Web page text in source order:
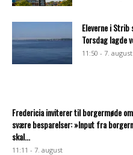
Eleverne i
Torsdag lagde
11:50 - 7. august
Fredericia inviterer til borgermøde
svære besparelser: »Input fra
skal...
11:11 - 7. august